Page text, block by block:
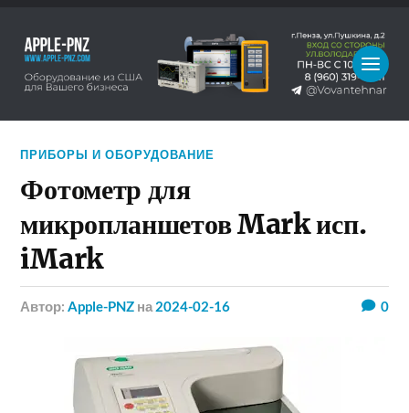
ПРИБОРЫ И ОБОРУДОВАНИЕ
Фотометр для
микропланшетов Mark исп.
iMark
Автор:Apple-PNZ на 2024-02-16 0